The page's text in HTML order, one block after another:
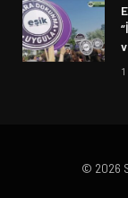
1
© 2026